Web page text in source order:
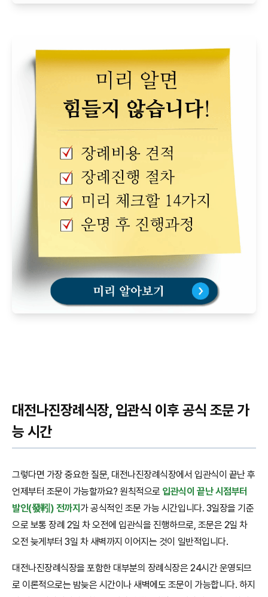
대전나진장례식장, 입관식 이후 공식 조문 가
능 시간
그렇다면 가장 중요한 질문, 대전나진장례식장에서 입관식이 끝난 후
언제부터 조문이 가능할까요? 원칙적으로 입관식이 끝난 시점부터
발인(發靷) 전까지 가 공식적인 조문 가능 시간입니다. 3일장을 기준
으로 보통 장례 2일 차 오전에 입관식을 진행하므로, 조문은 2일 차
오전 늦게부터 3일 차 새벽까지 이어지는 것이 일반적입니다.
대전나진장례식장을 포함한 대부분의 장례식장은 24시간 운영되므
로 이론적으로는 밤늦은 시간이나 새벽에도 조문이 가능합니다. 하지